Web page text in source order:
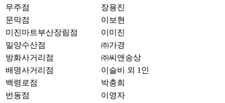
무주점
장용진
문막점
이보현
미진마트부산장림점
이미진
밀양수산점
㈜가경
방화사거리점
㈜씨앤송상
배명사거리점
이슬비 외 1인
백령로점
박충희
번동점
이영자